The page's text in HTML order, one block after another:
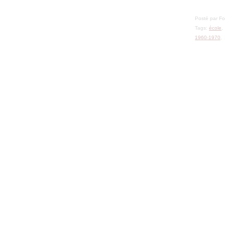
Posté par
Tags:école
1960-1970